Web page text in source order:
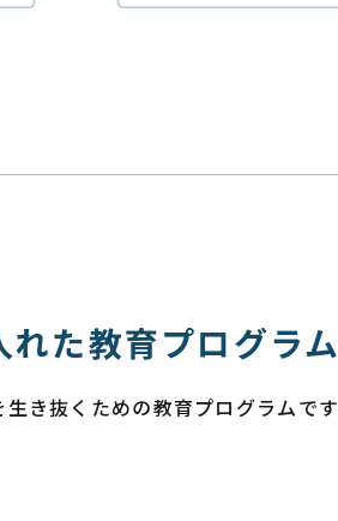
た教育プログラム
き抜くための教育プログラムです